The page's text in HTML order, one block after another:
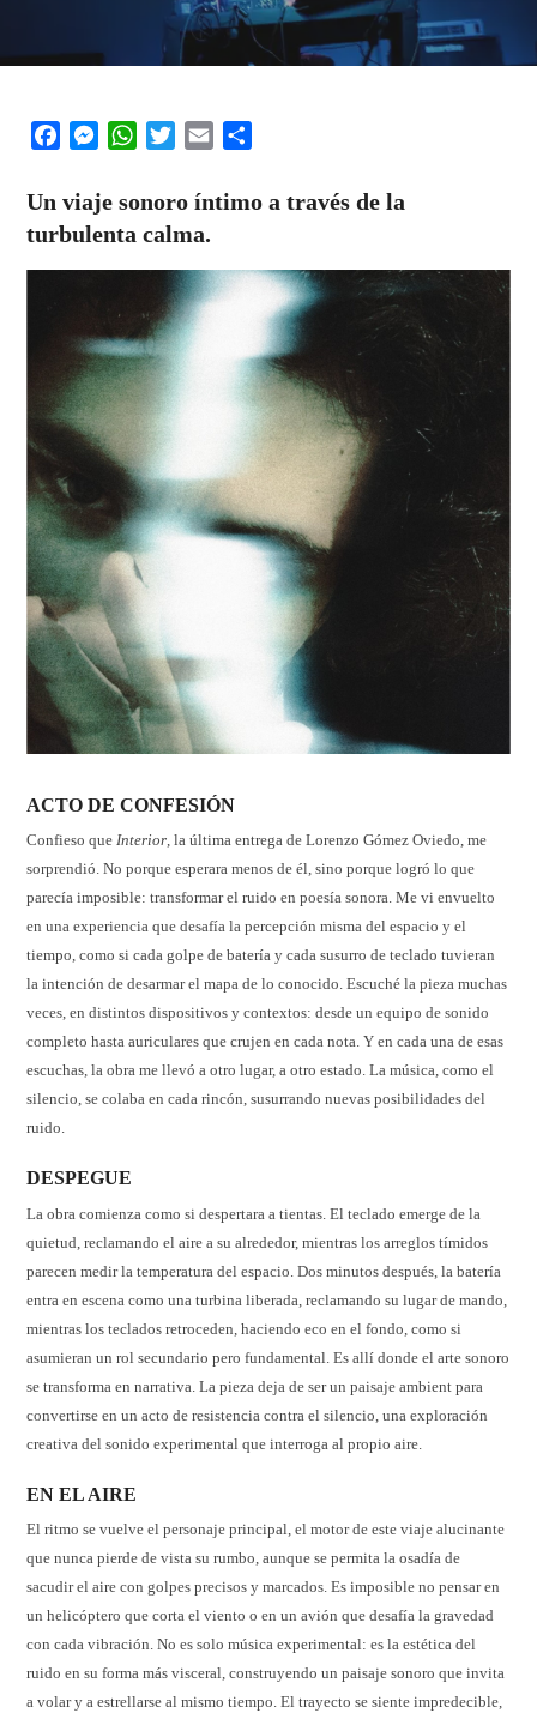
FacebookMessengerWhatsAppTwitterEmail
Un viaje sonoro íntimo a través de la
turbulenta calma.
ACTO DE CONFESIÓN
Confieso queInterior, la última entrega de Lorenzo Gómez Oviedo, me
sorprendió. No porque esperara menos de él, sino porque logró lo que
parecía imposible: transformar el ruido en poesía sonora. Me vi envuelto
en una experiencia que desafía la percepción misma del espacio y el
tiempo, como si cada golpe de batería y cada susurro de teclado tuvieran
la intención de desarmar el mapa de lo conocido. Escuché la pieza muchas
veces, en distintos dispositivos y contextos: desde un equipo de sonido
completo hasta auriculares que crujen en cada nota. Y en cada una de esas
escuchas, la obra me llevó a otro lugar, a otro estado. La música, como el
silencio, se colaba en cada rincón, susurrando nuevas posibilidades del
ruido.
DESPEGUE
La obra comienza como si despertara a tientas. El teclado emerge de la
quietud, reclamando el aire a su alrededor, mientras los arreglos tímidos
parecen medir la temperatura del espacio. Dos minutos después, la batería
entra en escena como una turbina liberada, reclamando su lugar de mando,
mientras los teclados retroceden, haciendo eco en el fondo, como si
asumieran un rol secundario pero fundamental. Es allí donde el arte sonoro
se transforma en narrativa. La pieza deja de ser un paisaje ambient para
convertirse en un acto de resistencia contra el silencio, una exploración
creativa del sonido experimental que interroga al propio aire.
EN EL AIRE
El ritmo se vuelve el personaje principal, el motor de este viaje alucinante
que nunca pierde de vista su rumbo, aunque se permita la osadía de
sacudir el aire con golpes precisos y marcados. Es imposible no pensar en
un helicóptero que corta el viento o en un avión que desafía la gravedad
con cada vibración. No es solo música experimental: es la estética del
ruido en su forma más visceral, construyendo un paisaje sonoro que invita
a volar y a estrellarse al mismo tiempo. El trayecto se siente impredecible,